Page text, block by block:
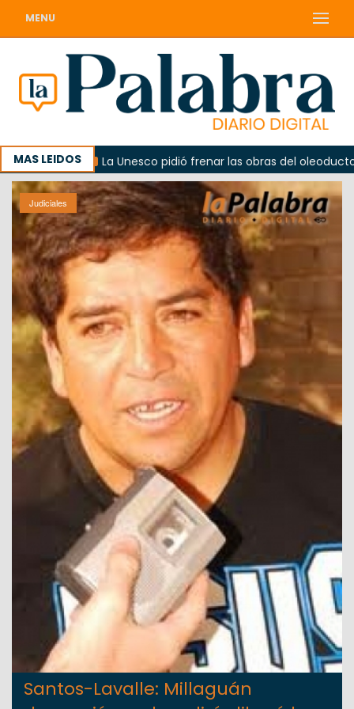
MENU
MAS LEIDOSLa Unesco pidió frenar las obras del oleoducto en
Judiciales
Santos-Lavalle: Millaguán